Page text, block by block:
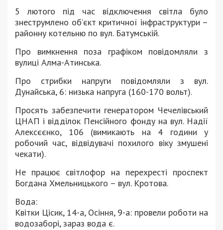
5 лютого під час відключення світла було
знеструмлено об’єкт критичної інфраструктури –
районну котельню по вул. Батумській.
Про вимкнення поза графіком повідомляли з
вулиці Алма-Атинська.
Про стрибки напруги повідомляли з вул.
Дунайська, 6: низька напруга (160-170 вольт).
Просять забезпечити генератором Чечелівський
ЦНАП і відділок Пенсійного фонду на вул. Надії
Алексєєнко, 106 (вимикають на 4 години у
робочий час, відвідувачі похилого віку змушені
чекати).
Не працює світлофор на перехресті проспект
Богдана Хмельницького – вул. Кротова.
Вода:
Квітки Цісик, 14-а, Осіння, 9-а: провели роботи на
водозаборі, зараз вода є.